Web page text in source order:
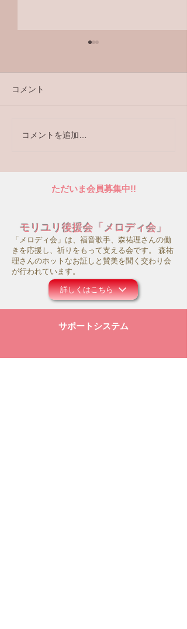
【ラジオ番組】アンケー
コメント
コメントを追加…
ただいま会員募集中!!
モリユリ後援会「メロディ会」
「メロディ会」は、福音歌手、森祐理さんの働
きを応援し、祈りをもって支える会です。 森祐
理さんのホットなお証しと賛美を聞く交わり会
が行われています。
詳しくはこちら
サポートシステム